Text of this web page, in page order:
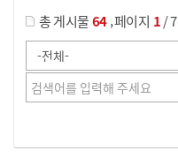
총 게시물64,페이지 1/ 7